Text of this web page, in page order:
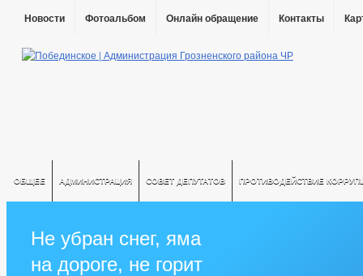
Новости Фотоальбом Онлайн обращение Контакты
ОБЩЕЕ АДМИНИСТРАЦИЯ СОВЕТ ДЕПУТАТОВ ПРОТИВОДЕЙСТВИЕ
Не убран снег, яма
на дороге, не горит